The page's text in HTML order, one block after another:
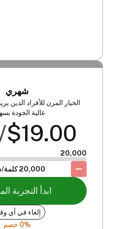
شهري
الخيار المرن للأفراد الذين
عالية الجودة
$19.00
20,000
20,000 كلمة/
ابدأ التجربة
إلغاء في أي
0% خصم